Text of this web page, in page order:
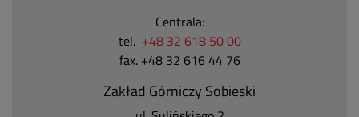
Centrala:
tel. +48 32 618 50 00
fax. +48 32 616 44 76
Zakład Górniczy Sobieski